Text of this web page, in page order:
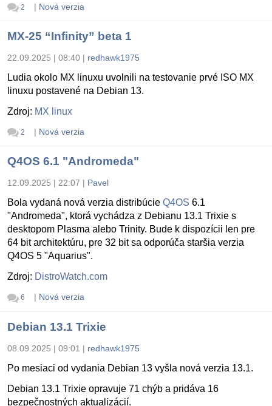
2 | Nová verzia
MX-25 “Infinity” beta 1
22.09.2025 | 08:40 | redhawk1975
Ludia okolo MX linuxu uvolnili na testovanie prvé ISO MX
linuxu postavené na Debian 13.
Zdroj: MX linux
2 | Nová verzia
Q4OS 6.1 "Andromeda"
12.09.2025 | 22:07 | Pavel
Bola vydaná nová verzia distribúcie Q4OS 6.1
"Andromeda", ktorá vychádza z Debianu 13.1 Trixie s
desktopom Plasma alebo Trinity. Bude k dispozícii len pre
64 bit architektúru, pre 32 bit sa odporúča staršia verzia
Q4OS 5 "Aquarius".
Zdroj: DistroWatch.com
6 | Nová verzia
Debian 13.1 Trixie
08.09.2025 | 09:01 | redhawk1975
Po mesiaci od vydania Debian 13 vyšla nová verzia 13.1.
Debian 13.1 Trixie opravuje 71 chýb a pridáva 16
bezpečnostných aktualizácií.